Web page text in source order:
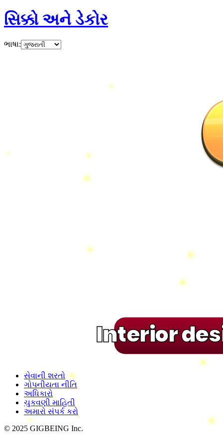
સિક્કો અને ડેકોર
ભાષા:
Interior
સેવાની શરતો
ગોપનીયતા નીતિ
અધિકારો
ચુકવણી માહિતી
અમારો સંપર્ક કરો
© 2025 GIGBEING Inc.